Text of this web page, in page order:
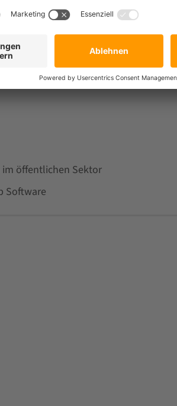
öffentlichen Sektor
Software